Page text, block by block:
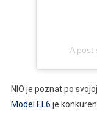
A post
NIO je poznat po
Model EL6 je